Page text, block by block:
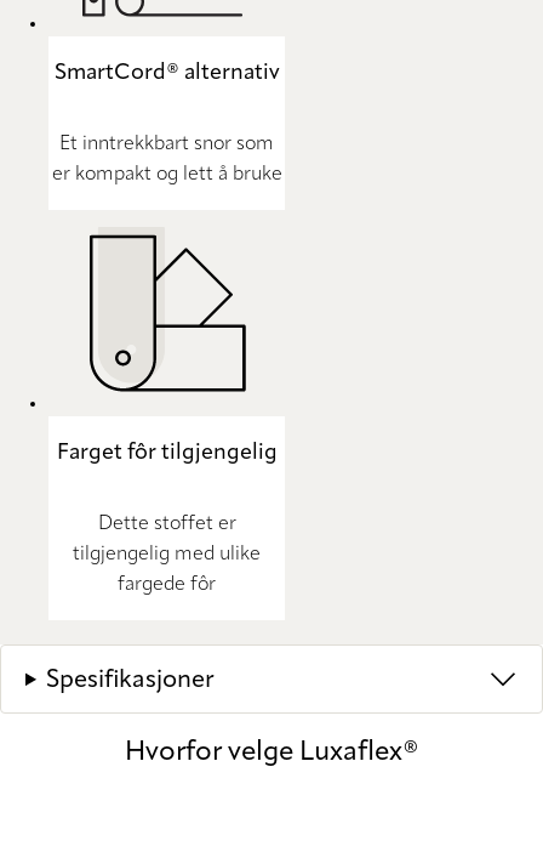
SmartCord® alternativ
Et inntrekkbart snor som
er kompakt og lett å bruke
Farget fôr tilgjengelig
Dette stoffet er
tilgjengelig med ulike
fargede fôr
Spesifikasjoner
Hvorfor velge Luxaflex®